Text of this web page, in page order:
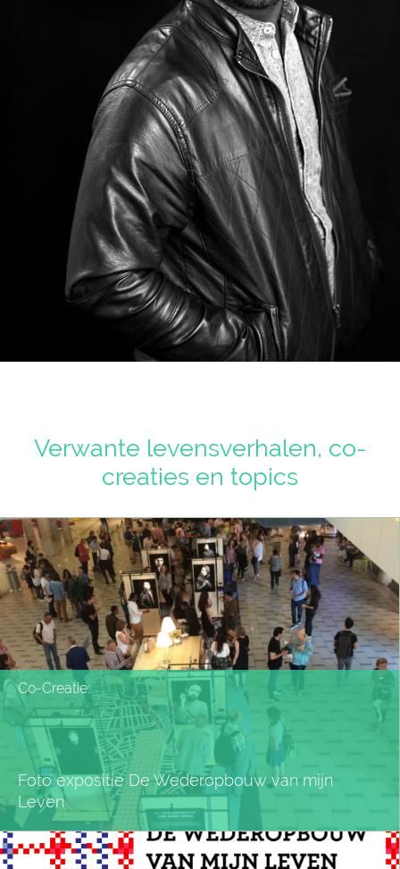
Verwante levensverhalen, co-
creaties en topics
Co-Creatie:
Foto expositie De Wederopbouw van mijn
Leven